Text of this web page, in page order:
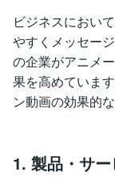
ビジネスにおい
やすくメッセー
の企業がアニメ
果を高めていま
ン動画の効果的
1. 製品・サ